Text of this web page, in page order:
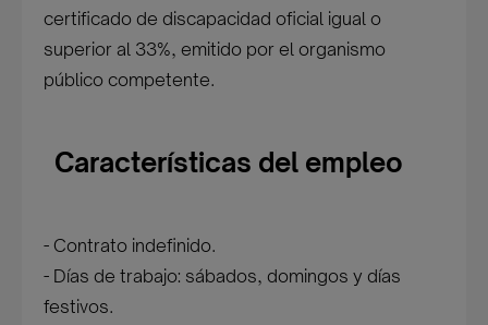
certificado de discapacidad oficial igual o
superior al 33%, emitido por el organismo
público competente.
Características del empleo
- Contrato indefinido.
- Días de trabajo: sábados, domingos y días
festivos.